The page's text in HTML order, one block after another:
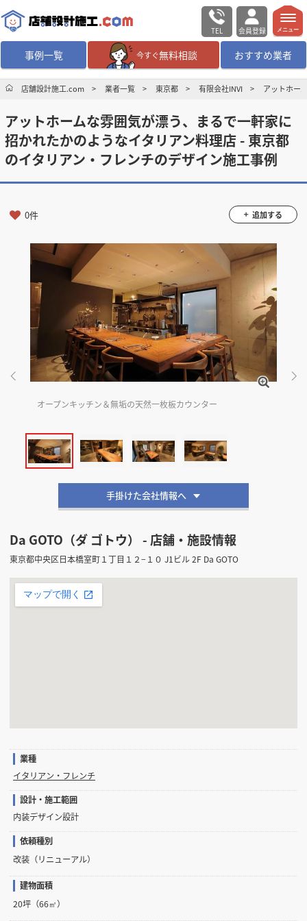
TEL 会員登録
事例一覧 今すぐ無料相談 おすすめ業者
無料相談 ログイン／会員登録
デザイン設計・施工業者を探す
店舗・商業施設の 施工事例を探す
店舗設計施工.comとは
内装の費用相場シミュレーター
掲載希望のデザイン設計・施工会社様へ
店舗開業・改装を ご検討中の方へ
メニュー
店舗設計施工.com 業者一覧 東京都 有限会社INVI アットホー
アットホームな雰囲気が漂う、まるで一軒家に
招かれたかのようなイタリアン料理店 - 東京都
のイタリアン・フレンチのデザイン施工事例
0件 追加する
オープンキッチン＆無垢の天然一枚板カウンター
手掛けた会社情報へ
Da GOTO（ダ ゴトウ） - 店舗・施設情報
東京都中央区日本橋室町１丁目１２−１０ J1ビル 2F Da GOTO
業種
イタリアン・フレンチ
設計・施工範囲
内装デザイン設計
依頼種別
改装（リニューアル）
建物面積
20坪（66㎡）